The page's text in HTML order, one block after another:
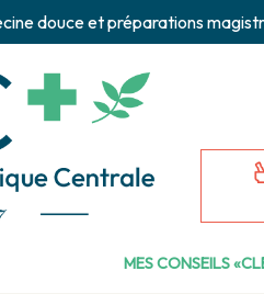
douce et préparations
MES CONSEILS